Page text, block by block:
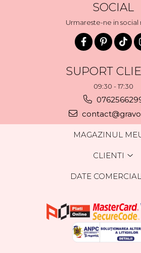
SOCIAL
Urmareste-ne in social
SUPORT
09:30 - 17:30
MAGAZINUL
CLIENTI
DATE